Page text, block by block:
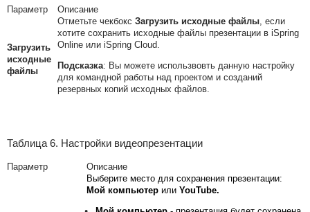
Параметр Описание
Загрузить
исходные
файлы
Отметьте чекбокс Загрузить исходные файлы, если
хотите сохранить исходные файлы презентации в iSpring
Online или iSpring Cloud.
Подсказка: Вы можете использвовть данную настройку
для командной работы над проектом и созданий
резервных копий исходных файлов.
Таблица 6. Настройки видеопрезентации
Параметр Описание
Выберите место для сохранения презентации:
Мой компьютерили YouTube.